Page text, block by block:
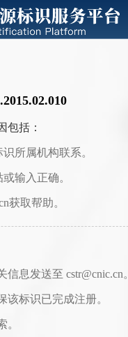
包括：
所属机构联系。
输入正确。
获取帮助。
息发送至 cstr@cnic.cn
标识已完成注册。
。